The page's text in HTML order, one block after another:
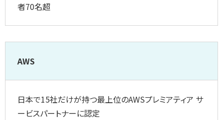
者70名超
AWS
日本で15社だけが持つ最上位のAWSプレミアティア サ
ービスパートナーに認定